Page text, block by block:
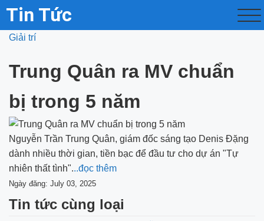
Tin Tức
Giải trí
Trung Quân ra MV chuẩn
bị trong 5 năm
Nguyễn Trần Trung Quân, giám đốc sáng tạo Denis Đặng
dành nhiều thời gian, tiền bạc để đầu tư cho dự án "Tự
nhiên thất tình"...đọc thêm
Ngày đăng: July 03, 2025
Tin tức cùng loại